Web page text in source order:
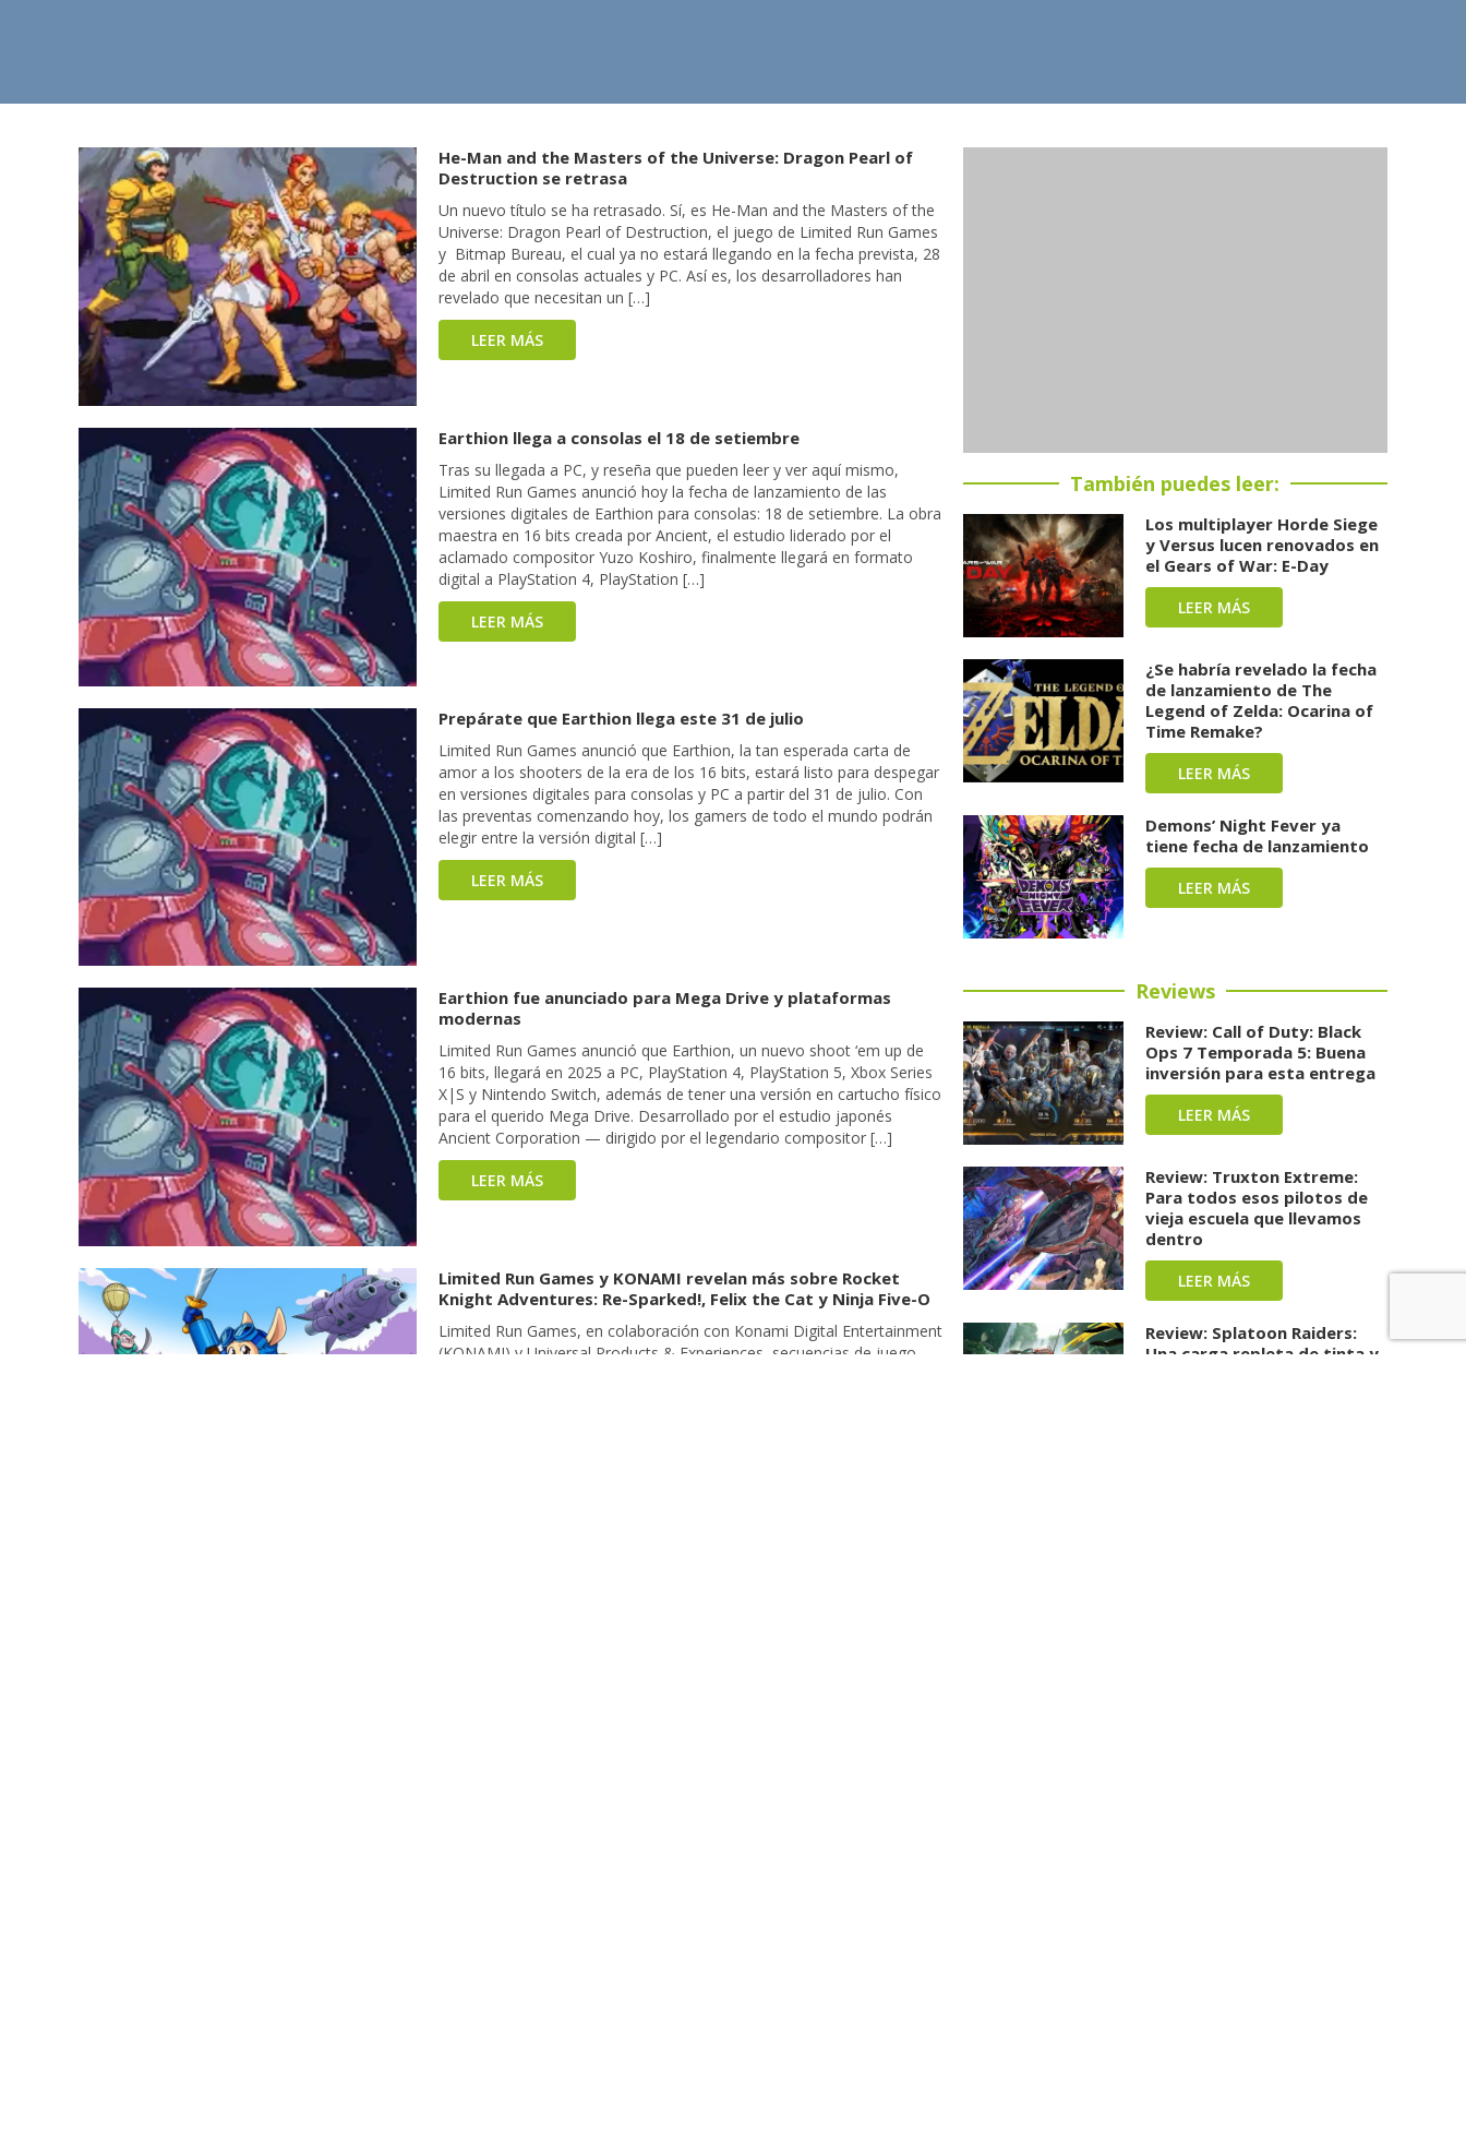
He-Man and the Masters of the Universe: Dragon Pearl of
Destruction se retrasa
Un nuevo título se ha retrasado. Sí, es He-Man and the Masters of the
Universe: Dragon Pearl of Destruction, el juego de Limited Run Games
y Bitmap Bureau, el cual ya no estará llegando en la fecha prevista, 28
de abril en consolas actuales y PC. Así es, los desarrolladores han
revelado que necesitan un […]
LEER MÁS
Earthion llega a consolas el 18 de setiembre
Tras su llegada a PC, y reseña que pueden leer y ver aquí mismo,
Limited Run Games anunció hoy la fecha de lanzamiento de las
versiones digitales de Earthion para consolas: 18 de setiembre. La obra
maestra en 16 bits creada por Ancient, el estudio liderado por el
aclamado compositor Yuzo Koshiro, finalmente llegará en formato
digital a PlayStation 4, PlayStation […]
LEER MÁS
Prepárate que Earthion llega este 31 de julio
Limited Run Games anunció que Earthion, la tan esperada carta de
amor a los shooters de la era de los 16 bits, estará listo para despegar
en versiones digitales para consolas y PC a partir del 31 de julio. Con
las preventas comenzando hoy, los gamers de todo el mundo podrán
elegir entre la versión digital […]
LEER MÁS
Earthion fue anunciado para Mega Drive y plataformas
modernas
Limited Run Games anunció que Earthion, un nuevo shoot ‘em up de
16 bits, llegará en 2025 a PC, PlayStation 4, PlayStation 5, Xbox Series
X|S y Nintendo Switch, además de tener una versión en cartucho físico
para el querido Mega Drive. Desarrollado por el estudio japonés
Ancient Corporation — dirigido por el legendario compositor […]
LEER MÁS
Limited Run Games y KONAMI revelan más sobre Rocket
Knight Adventures: Re-Sparked!, Felix the Cat y Ninja Five-O
Limited Run Games, en colaboración con Konami Digital Entertainment
(KONAMI) y Universal Products & Experiences, secuencias de juego
También puedes leer:
Los multiplayer Horde Siege
y Versus lucen renovados en
el Gears of War: E-Day
LEER MÁS
¿Se habría revelado la fecha
de lanzamiento de The
Legend of Zelda: Ocarina of
Time Remake?
LEER MÁS
Demons’ Night Fever ya
tiene fecha de lanzamiento
LEER MÁS
Reviews
Review: Call of Duty: Black
Ops 7 Temporada 5: Buena
inversión para esta entrega
LEER MÁS
Review: Truxton Extreme:
Para todos esos pilotos de
vieja escuela que llevamos
dentro
LEER MÁS
Review: Splatoon Raiders:
Una carga repleta de tinta y